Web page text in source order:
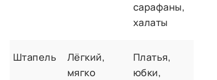
сарафаны,
халаты
Штапель
Лёгкий,
мягко
Платья,
юбки,